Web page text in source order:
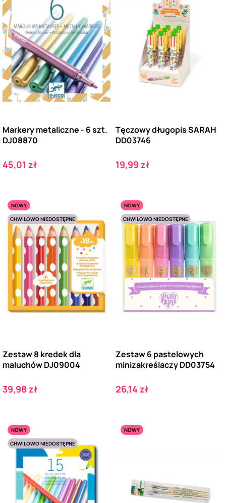
Markery metaliczne - 6 szt.
DJ08870
Cena
45,01 zł
Tęczowy długopis SARAH
DD03746
Cena
19,99 zł
NOWY
CHWILOWO NIEDOSTĘPNE
Zestaw 8 kredek dla
maluchów DJ09004
Cena
39,98 zł
NOWY
CHWILOWO NIEDOSTĘPNE
Zestaw 6 pastelowych
minizakreślaczy DD03754
Cena
26,14 zł
NOWY
CHWILOWO NIEDOSTĘPNE
NOWY